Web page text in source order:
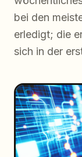
bei den
erledigt; die
sich in der